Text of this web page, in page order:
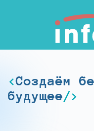
Создаём
будущее